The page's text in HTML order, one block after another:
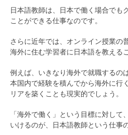
日本語教師は、日本で働く場合でも
ことができる仕事なのです。
さらに近年では、オンライン授業の
海外に住む学習者に日本語を教える
例えば、いきなり海外で就職するの
本国内で経験を積んでから海外に行
リアを築くことも現実的でしょう。
「海外で働く」という目標に対し
いけるのが、日本語教師という仕事